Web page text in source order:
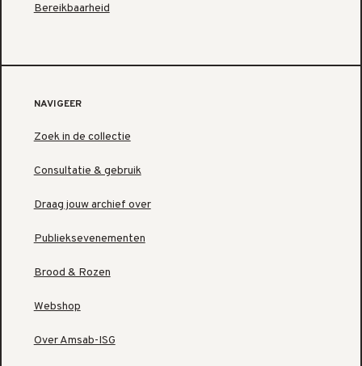
Bereikbaarheid
NAVIGEER
Zoek in de collectie
Consultatie & gebruik
Draag jouw archief over
Publieksevenementen
Brood & Rozen
Webshop
Over Amsab-ISG